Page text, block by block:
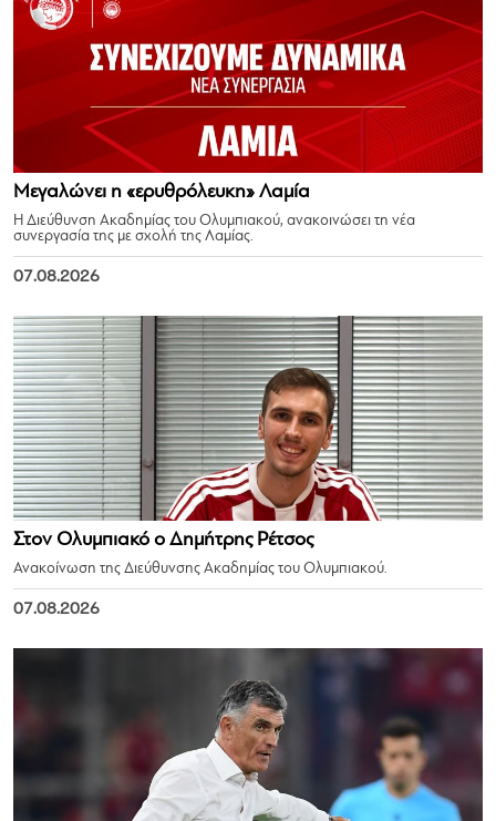
Μεγαλώνει η «ερυθρόλευκη» Λαμία
Η Διεύθυνση Ακαδημίας του Ολυμπιακού, ανακοινώσει τη νέα
συνεργασία της με σχολή της Λαμίας.
07.08.2026
Στον Ολυμπιακό ο Δημήτρης Ρέτσος
Ανακοίνωση της Διεύθυνσης Ακαδημίας του Ολυμπιακού.
07.08.2026